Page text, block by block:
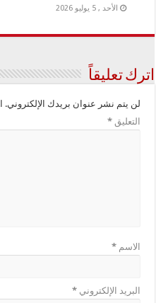
الأحد , 5 يوليو 2026
اترك تعليقاً
لن يتم نشر عنوان بريدك الإلكتروني.
التعليق*
الاسم*
البريد الإلكتروني*